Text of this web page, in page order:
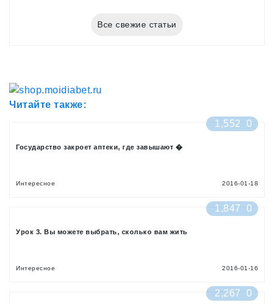
Все свежие статьи
Читайте также:
1,552
0
Государство закроет аптеки, где завышают �
Интересное 2016-01-18
1,847 0
Урок 3. Вы можете выбрать, сколько вам жить
Интересное 2016-01-16
2,267 0